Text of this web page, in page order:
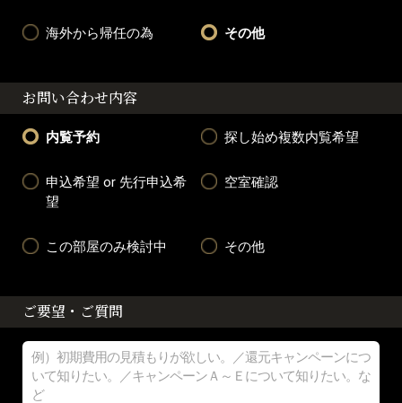
海外から帰任の為 その他
お問い合わせ内容
内覧予約 探し始め複数内覧希望
申込希望 or 先行申込希
望
空室確認
この部屋のみ検討中 その他
ご要望・ご質問